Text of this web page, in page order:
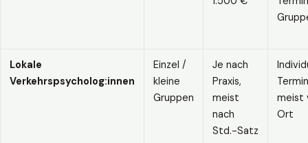
Lokale
Verkehrspsycholog:innen
Einzel /
kleine
Gruppen
Je nach
Praxis,
meist
nach
Std.-Satz
meist
Ort